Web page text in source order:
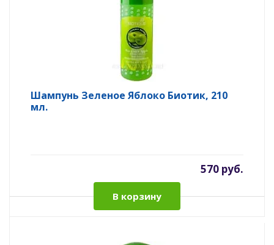
Шампунь Зеленое Яблоко Биотик, 210
мл.
570 руб.
В корзину